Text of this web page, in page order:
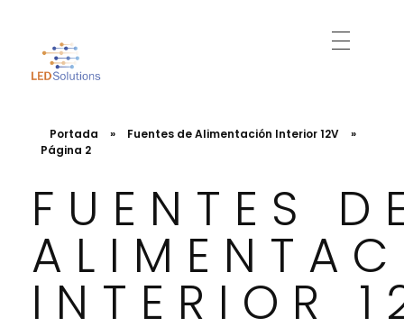
Portada » Fuentes de Alimentación Interior 12V
»
Página 2
FUENTES
INTERIOR